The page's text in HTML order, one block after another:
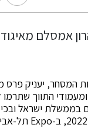
המסחר, יעניק
התווך שתרמו
ישראל